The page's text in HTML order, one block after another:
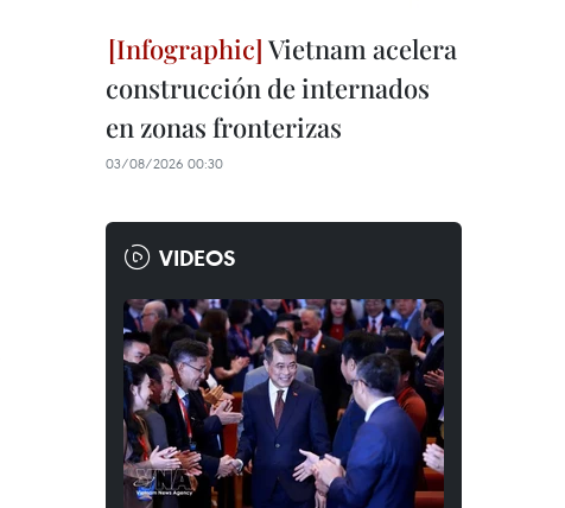
Vietnam acelera
construcción de internados
en zonas fronterizas
03/08/2026 00:30
VIDEOS